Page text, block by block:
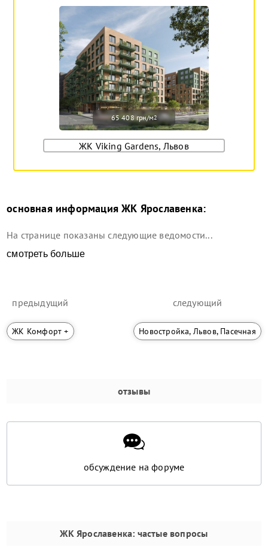
65 408 грн/м2
ЖК Viking Gardens, Львов
основная информация ЖК Ярославенка:
На странице показаны следующие ведомости...
смотреть больше
предыдущий
ЖК Комфорт +
следующий
Новостройка, Львов, Пасечная
отзывы
обсуждение на форуме
ЖК Ярославенка: частые вопросы